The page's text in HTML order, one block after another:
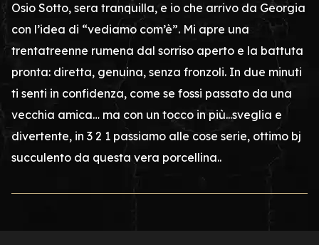
Osio Sotto, sera tranquilla, e io che arrivo da Georgia
con l’idea di “vediamo com’è”. Mi apre una
trentatreenne rumena dal sorriso aperto e la battuta
pronta: diretta, genuina, senza fronzoli. In due minuti
ti senti in confidenza, come se fossi passato da una
vecchia amica… ma con un tocco in più...sveglia e
divertente, in 3 2 1 passiamo alle cose serie, ottimo bj
succulento da questa vera porcellina..